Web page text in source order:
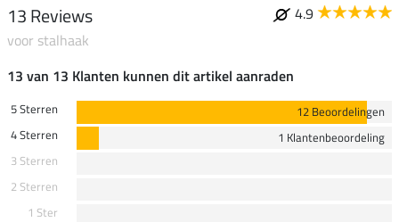
13 Reviews
4.9
voor stalhaak
13 van 13 Klanten kunnen dit artikel aanraden
5 Sterren
12 Beoordelingen
4 Sterren
1 Klantenbeoordeling
3 Sterren
2 Sterren
1 Ster